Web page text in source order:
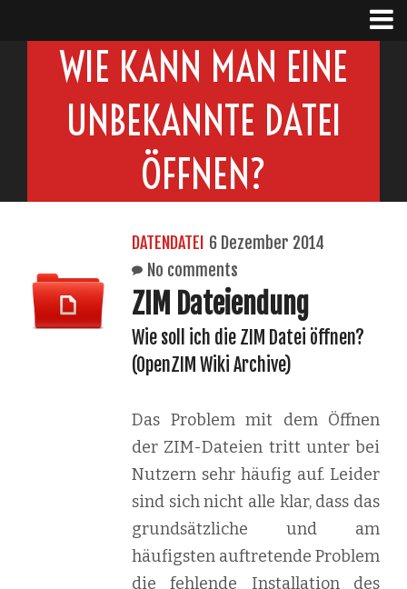
WIE KANN MAN EINE
UNBEKANNTE DATEI
ÖFFNEN?
DATENDATEI 6 Dezember 2014
No comments
ZIM Dateiendung
Wie soll ich die ZIM Datei öffnen?
(OpenZIM Wiki Archive)
Das Problem mit dem Öffnen
der ZIM-Dateien tritt unter bei
Nutzern sehr häufig auf. Leider
sind sich nicht alle klar, dass das
grundsätzliche und am
häufigsten auftretende Problem
die fehlende Installation des